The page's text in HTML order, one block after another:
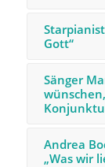
Gott“
Sänger
Andrea
„Was wir